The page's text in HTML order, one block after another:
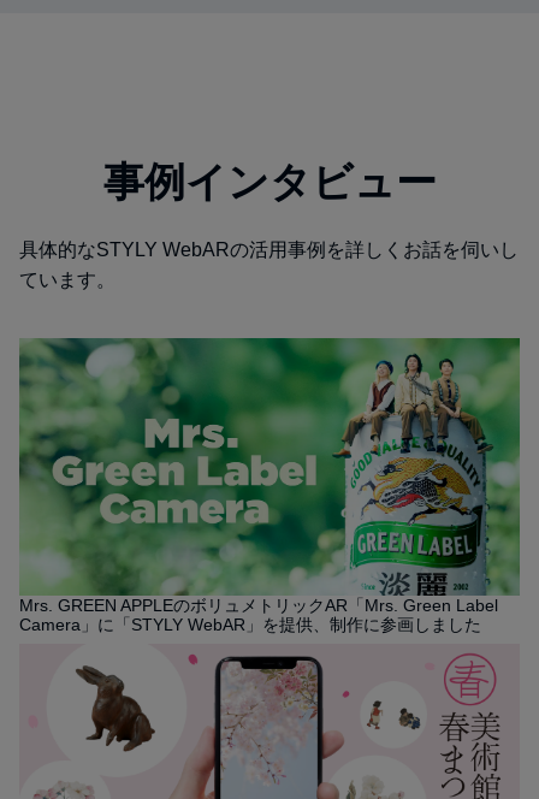
事例インタビュー
具体的なSTYLY WebARの活用事例を詳しくお話を伺いし
ています。
Mrs. GREEN APPLEのボリュメトリックAR「Mrs. Green Label
Camera」に「STYLY WebAR」を提供、制作に参画しました